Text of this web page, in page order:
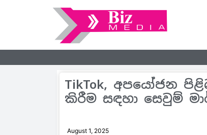
TikTok, අපයෝජන
කිරීම සඳහා සෙවුම්
August 1, 2025